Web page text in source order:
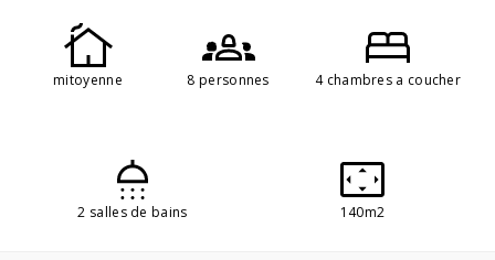
mitoyenne 8 personnes 4 chambres a coucher
2 salles de bains 140m2